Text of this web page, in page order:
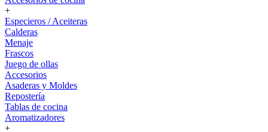
+
Especieros / Aceiteras
Calderas
Menaje
Frascos
Juego de ollas
Accesorios
Asaderas y Moldes
Repostería
Tablas de cocina
Aromatizadores
+